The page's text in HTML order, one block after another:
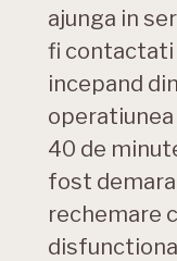
ajunga in
fi contactati
incepand
operatiunea
40 de
fost
rechemare